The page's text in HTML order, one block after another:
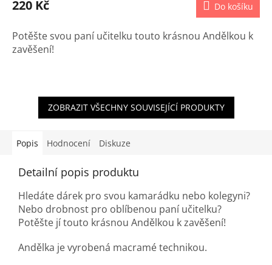
220 Kč Do košíku
Potěšte svou paní učitelku touto krásnou Andělkou k
zavěšení!
ZOBRAZIT VŠECHNY SOUVISEJÍCÍ PRODUKTY
Popis Hodnocení Diskuze
Detailní popis produktu
Hledáte dárek pro svou kamarádku nebo kolegyni?
Nebo drobnost pro oblíbenou paní učitelku?
Potěšte jí touto krásnou Andělkou k zavěšení!
Andělka je vyrobená macramé technikou.